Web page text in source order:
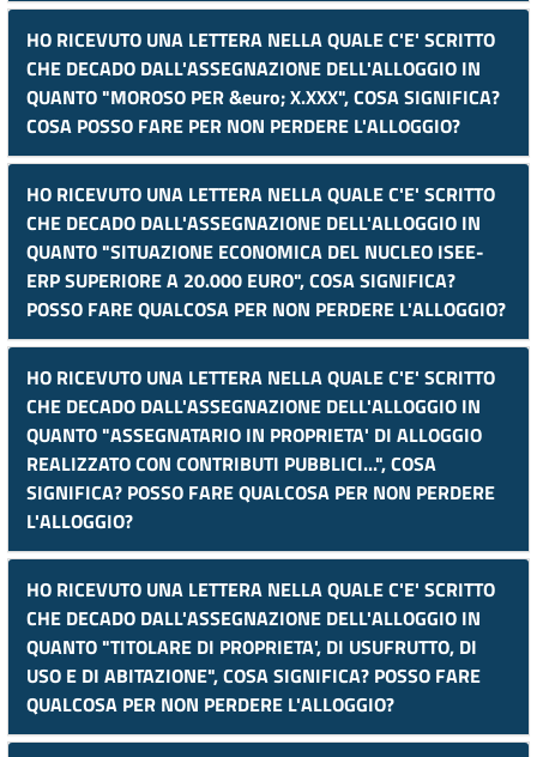
HO RICEVUTO UNA LETTERA NELLA QUALE C'E' SCRITTO
CHE DECADO DALL'ASSEGNAZIONE DELL'ALLOGGIO IN
QUANTO "MOROSO PER &euro; X.XXX", COSA SIGNIFICA?
COSA POSSO FARE PER NON PERDERE L'ALLOGGIO?
HO RICEVUTO UNA LETTERA NELLA QUALE C'E' SCRITTO
CHE DECADO DALL'ASSEGNAZIONE DELL'ALLOGGIO IN
QUANTO "SITUAZIONE ECONOMICA DEL NUCLEO ISEE-
ERP SUPERIORE A 20.000 EURO", COSA SIGNIFICA?
POSSO FARE QUALCOSA PER NON PERDERE L'ALLOGGIO?
HO RICEVUTO UNA LETTERA NELLA QUALE C'E' SCRITTO
CHE DECADO DALL'ASSEGNAZIONE DELL'ALLOGGIO IN
QUANTO "ASSEGNATARIO IN PROPRIETA' DI ALLOGGIO
REALIZZATO CON CONTRIBUTI PUBBLICI...", COSA
SIGNIFICA? POSSO FARE QUALCOSA PER NON PERDERE
L'ALLOGGIO?
HO RICEVUTO UNA LETTERA NELLA QUALE C'E' SCRITTO
CHE DECADO DALL'ASSEGNAZIONE DELL'ALLOGGIO IN
QUANTO "TITOLARE DI PROPRIETA', DI USUFRUTTO, DI
USO E DI ABITAZIONE", COSA SIGNIFICA? POSSO FARE
QUALCOSA PER NON PERDERE L'ALLOGGIO?